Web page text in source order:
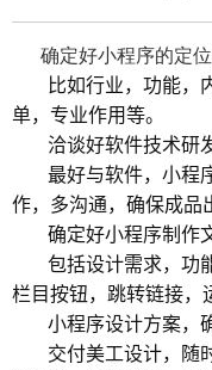
确定好小程序的定位
比如行业，功能，内
单，专业作用等。
洽谈好软件技术研
最好与软件，小程
作，多沟通，确保成品
确定好小程序制作
包括设计需求，功
栏目按钮，跳转链接，
小程序设计方案，
交付美工设计，随